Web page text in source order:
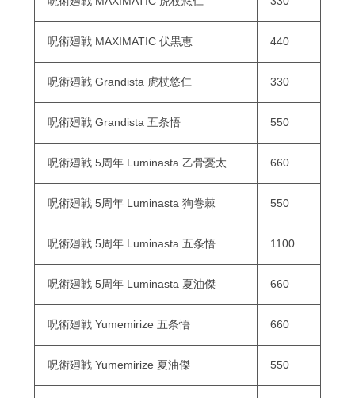
呪術廻戦 MAXIMATIC 伏黒恵 440
呪術廻戦 Grandista 虎杖悠仁 330
呪術廻戦 Grandista 五条悟 550
呪術廻戦 5周年 Luminasta 乙骨憂太 660
呪術廻戦 5周年 Luminasta 狗巻棘 550
呪術廻戦 5周年 Luminasta 五条悟 1100
呪術廻戦 5周年 Luminasta 夏油傑 660
呪術廻戦 Yumemirize 五条悟 660
呪術廻戦 Yumemirize 夏油傑 550